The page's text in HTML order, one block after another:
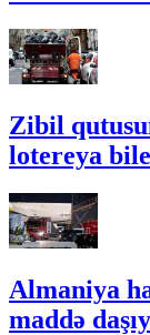
Zibil
lotereya
Almaniya
maddə